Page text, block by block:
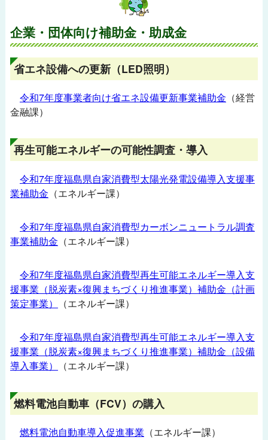
県からのお知らせ
県民のみなさんへ
企業・団体向け補助金・助成金
省エネ設備への更新（LED照明）
令和7年度事業者向け省エネ設備更新事業補助金 （経営
金融課）
再生可能エネルギーの可能性調査・導入
令和7年度福島県自家消費型太陽光発電設備導入支援事
業補助金 （エネルギー課）
令和7年度福島県自家消費型カーボンニュートラル調査
事業補助金 （エネルギー課）
令和7年度福島県自家消費型再生可能エネルギー導入支
援事業（脱炭素×復興まちづくり推進事業）補助金（計画
策定事業）
（エネルギー課）
令和7年度福島県自家消費型再生可能エネルギー導入支
援事業（脱炭素×復興まちづくり推進事業）補助金（設備
導入事業）
（エネルギー課）
燃料電池自動車（FCV）の購入
燃料電池自動車導入促進事業 （エネルギー課）